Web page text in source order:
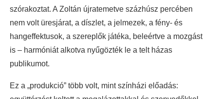
szórakoztat. A Zoltán újratemetve százhúsz percében
nem volt üresjárat, a díszlet, a jelmezek, a fény- és
hangeffektusok, a szereplők játéka, beleértve a mozgást
is – harmóniát alkotva nyűgözték le a telt házas
publikumot.
Ez a „produkció” több volt, mint színházi előadás: